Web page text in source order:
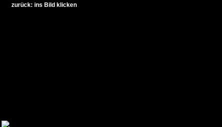
zurück: ins Bild klicken